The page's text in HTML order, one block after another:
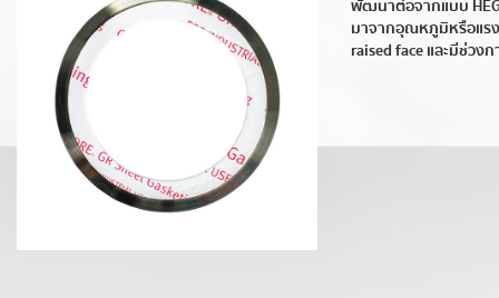
พัฒนาต่อจากแบบ
มาจากอุณหภูมิหรือแรง
raised face และมีช่วง